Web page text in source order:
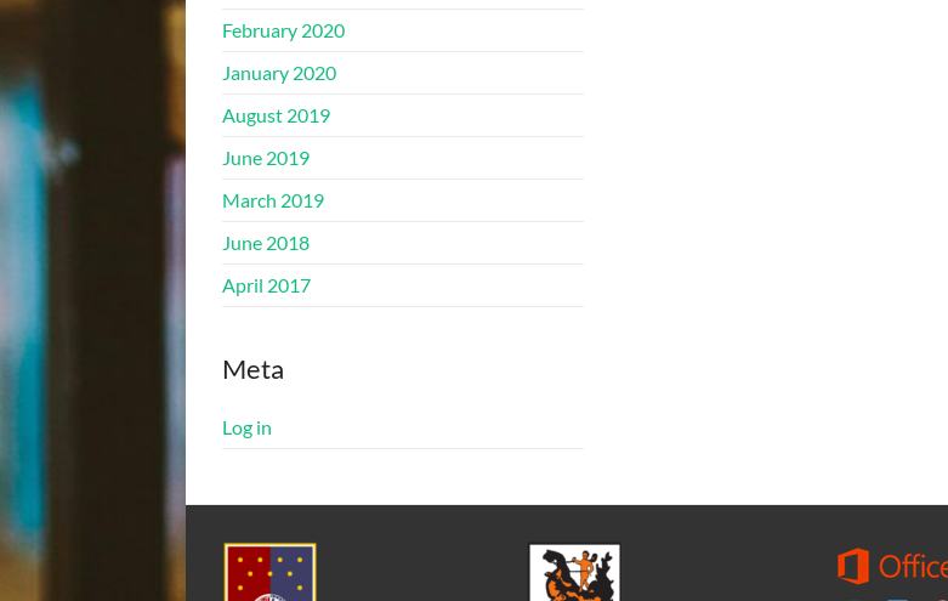
February 2020
January 2020
August 2019
June 2019
March 2019
June 2018
April 2017
Meta
Log in